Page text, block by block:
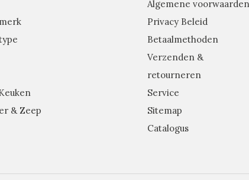
& Zeep
Algemene voorwaarden
Privacy Beleid
Betaalmethoden
Verzenden &
retourneren
Service
Sitemap
Catalogus